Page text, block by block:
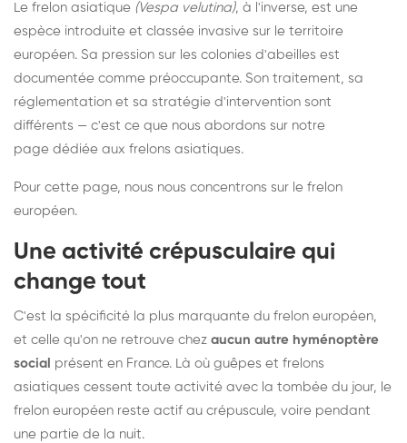
Le frelon asiatique (Vespa velutina), à l'inverse, est une
espèce introduite et classée invasive sur le territoire
européen. Sa pression sur les colonies d'abeilles est
documentée comme préoccupante. Son traitement, sa
réglementation et sa stratégie d'intervention sont
différents — c'est ce que nous abordons sur notre
page dédiée aux frelons asiatiques.
Pour cette page, nous nous concentrons sur le frelon
européen.
Une activité crépusculaire qui
change tout
C'est la spécificité la plus marquante du frelon européen,
et celle qu'on ne retrouve chez aucun autre hyménoptère
social présent en France. Là où guêpes et frelons
asiatiques cessent toute activité avec la tombée du jour, le
frelon européen reste actif au crépuscule, voire pendant
une partie de la nuit.